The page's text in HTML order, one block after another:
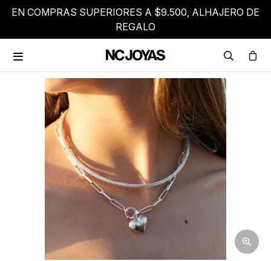
EN COMPRAS SUPERIORES A $9.500, ALHAJERO DE
REGALO
